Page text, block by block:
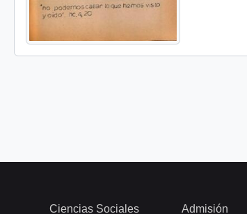
Ciencias Sociales Admisión